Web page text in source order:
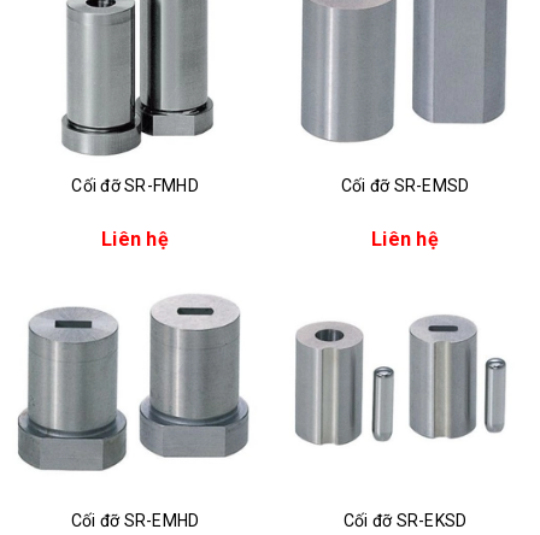
Cối đỡ SR-FMHD
Liên hệ
Cối đỡ SR-EMSD
Liên hệ
Cối đỡ SR-EMHD Cối đỡ SR-EKSD